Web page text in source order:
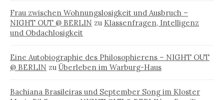
Frau zwischen Wohnungslosigkeit und Ausbruch –
NIGHT OUT @ BERLIN zu Klassenfragen, Intelligenz
und Obdachlosigkeit
Eine Autobiographie des Philosophierens – NIGHT OUT
@ BERLIN zu Überleben im Warburg-Haus
Bachiana Brasileiras und September Song im Kloster